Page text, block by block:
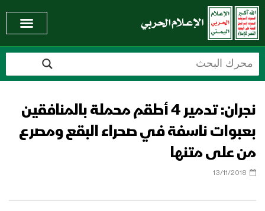
نجران: تدمير 4 أطقم محملة بالمنافقين
بعبوات ناسفة في صحراء البقع ومصرع
من على متنها
13/11/2018